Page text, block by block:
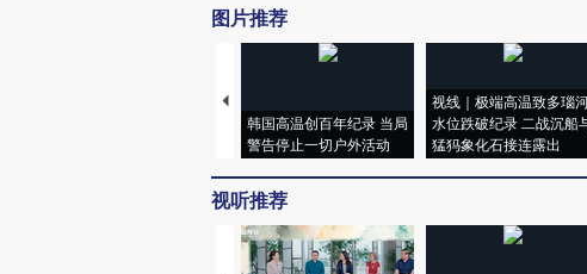
图片推荐
韩国高温创百年纪录 当局
警告停止一切户外活动
视线｜极端高温致多瑙
水位跌破纪录 二战沉船
猛犸象化石接连露出
视听推荐